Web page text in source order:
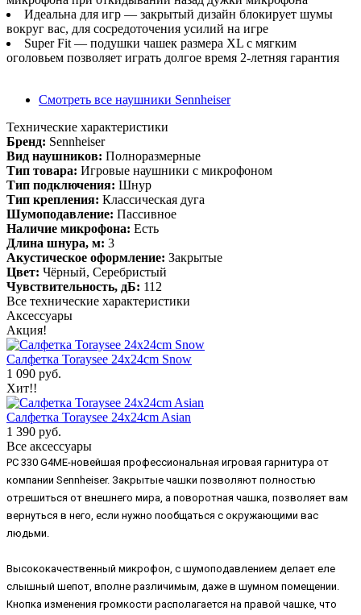
Идеальна для игр — закрытый дизайн блокирует шумы
вокруг вас, для сосредоточения усилий на игре
Super Fit — подушки чашек размера XL с мягким
оголовьем позволяет играть долгое время 2-летняя гарантия
Смотреть все наушники Sennheiser
Технические характеристики
Бренд: Sennheiser
Вид наушников: Полноразмерные
Тип товара: Игровые наушники с микрофоном
Тип подключения: Шнур
Тип крепления: Классическая дуга
Шумоподавление: Пассивное
Наличие микрофона: Есть
Длина шнура, м: 3
Акустическое оформление: Закрытые
Цвет: Чёрный, Серебристый
Чувствительность, дБ: 112
Все технические характеристики
Аксессуары
Акция!
Салфетка Toraysee 24x24cm Snow
1 090 руб.
Хит!!
Салфетка Toraysee 24x24cm Asian
1 390 руб.
Все аксессуары
PC 330 G4ME-новейшая профессиональная игровая гарнитура от
компании Sennheiser. Закрытые чашки позволяют полностью
отрешиться от внешнего мира, а поворотная чашка, позволяет вам
вернуться в него, если нужно пообщаться с окружающими вас
людьми.
Высококачественный микрофон, с шумоподавлением делает еле
слышный шепот, вполне различимым, даже в шумном помещении.
Кнопка изменения громкости располагается на правой чашке, что